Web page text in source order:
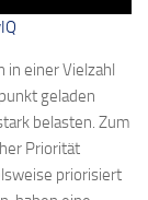
in einer Vielzahl
geladen
belasten. Zum
Priorität
priorisiert